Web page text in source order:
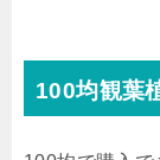
100均観葉